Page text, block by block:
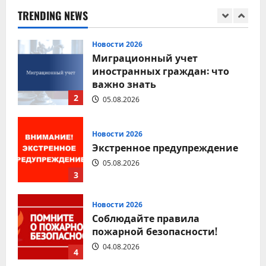
TRENDING NEWS
1
2
Новости 2026
Миграционный учет
иностранных граждан: что
важно знать
05.08.2026
3
Новости 2026
Экстренное предупреждение
05.08.2026
4
Новости 2026
Соблюдайте правила
пожарной безопасности!
04.08.2026